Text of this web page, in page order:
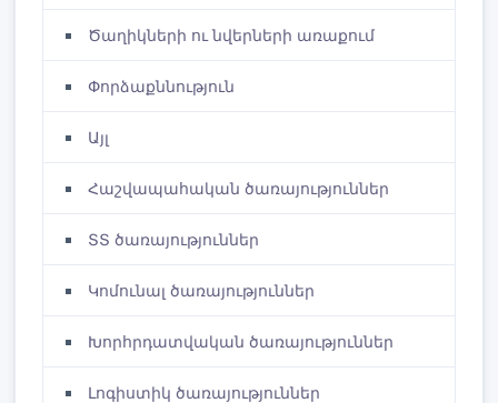
Ծաղիկների ու նվերների առաքում
Փորձաքննություն
Այլ
Հաշվապահական ծառայություններ
ՏՏ ծառայություններ
Կոմունալ ծառայություններ
Խորհրդատվական ծառայություններ
Լոգիստիկ ծառայություններ